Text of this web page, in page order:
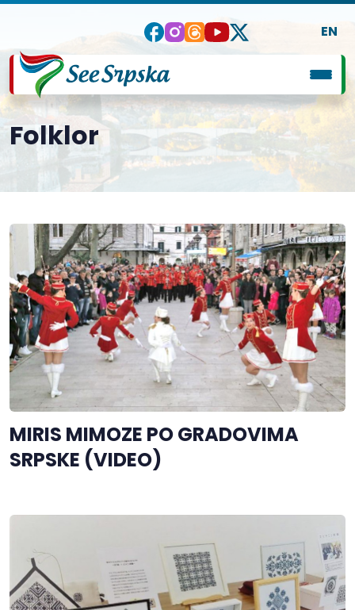
EN
Folklor
MIRIS MIMOZE PO GRADOVIMA
SRPSKE (VIDEO)